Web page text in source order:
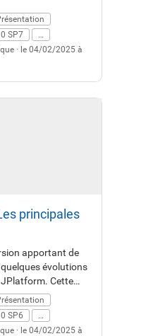
SP7
…
· le 04/02/2025 à
principales
apportant de
évolutions
Cette
nouveautés.
SP6
…
· le 04/02/2025 à